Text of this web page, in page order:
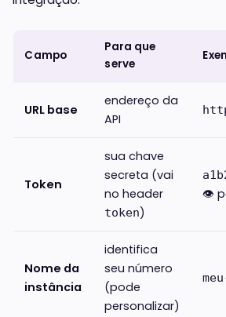
Campo
Para que
serve
URL base
endereço da
API
Token
sua chave
secreta (vai
no header
token)
👁
Nome da
instância
identifica
seu número
(pode
personalizar)